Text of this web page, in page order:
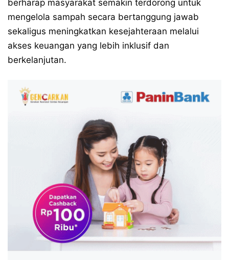
berharap masyarakat semakin terdorong untuk
mengelola sampah secara bertanggung jawab
sekaligus meningkatkan kesejahteraan melalui
akses keuangan yang lebih inklusif dan
berkelanjutan.